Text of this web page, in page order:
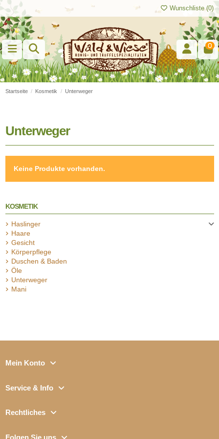
Wunschliste (0)
0
Startseite Kosmetik Unterweger
Unterweger
Keine Produkte vorhanden.
KOSMETIK
Haslinger
Haare
Gesicht
Körperpflege
Duschen & Baden
Öle
Unterweger
Mani
Mein Konto
Service & Info
Rechtliches
Folgen Sie uns